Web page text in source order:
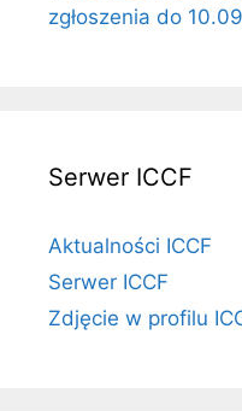
zgłoszenia do
Serwer ICCF
Aktualności ICCF
Serwer ICCF
Zdjęcie w profilu